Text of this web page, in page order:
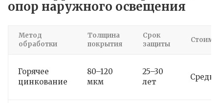
опор наружного освещения
Метод
обработки
Толщина
покрытия
Срок
защиты
Горячее
цинкование
80–120
мкм
25–30
лет